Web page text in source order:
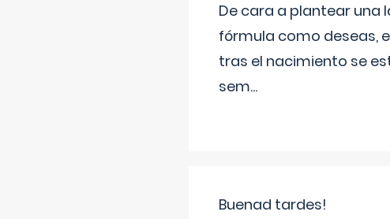
De cara a plantear una
fórmula como deseas,
tras el nacimiento se
sem...
Buenad tardes!